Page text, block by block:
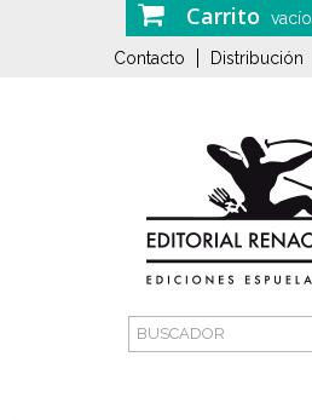
Carrito vacío
Contacto Distribución